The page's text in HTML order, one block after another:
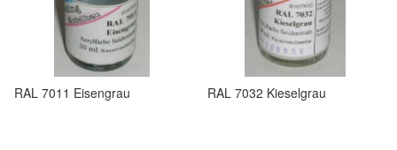
RAL 7011 Eisengrau RAL 7032 Kieselgrau